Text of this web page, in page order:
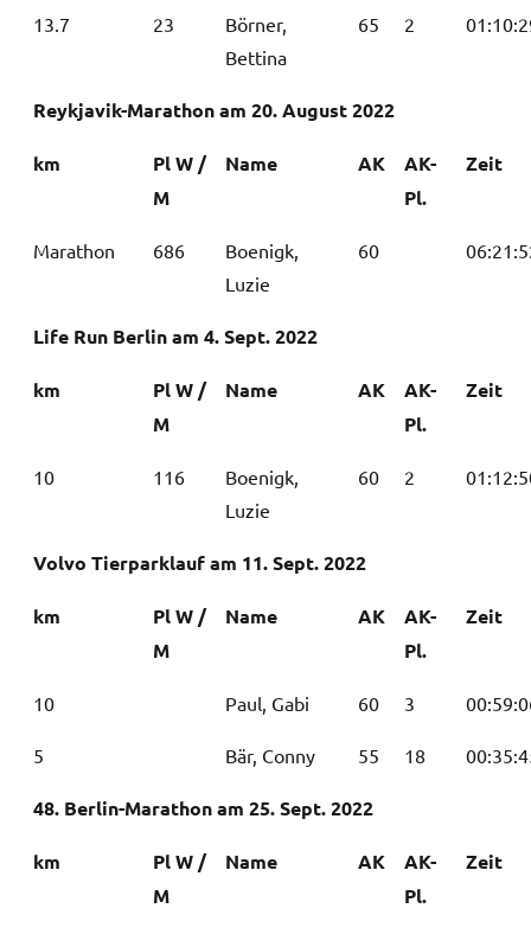
13.7 23
Börner,
Bettina
65 2
Reykjavik-Marathon am 20. August 2022
km
Pl W /
M
Name AK
AK-
Pl.
Zeit
Marathon 686
Boenigk,
Luzie
60
Life Run Berlin am 4. Sept. 2022
km
Pl W /
M
Name AK
AK-
Pl.
Zeit
10 116
Boenigk,
Luzie
60 2
Volvo Tierparklauf am 11. Sept. 2022
km
Pl W /
M
Name AK
AK-
Pl.
Zeit
10 Paul, Gabi 60 3
5 Bär, Conny 55 18
48. Berlin-Marathon am 25. Sept. 2022
km
Pl W /
M
Name AK
AK-
Pl.
Zeit